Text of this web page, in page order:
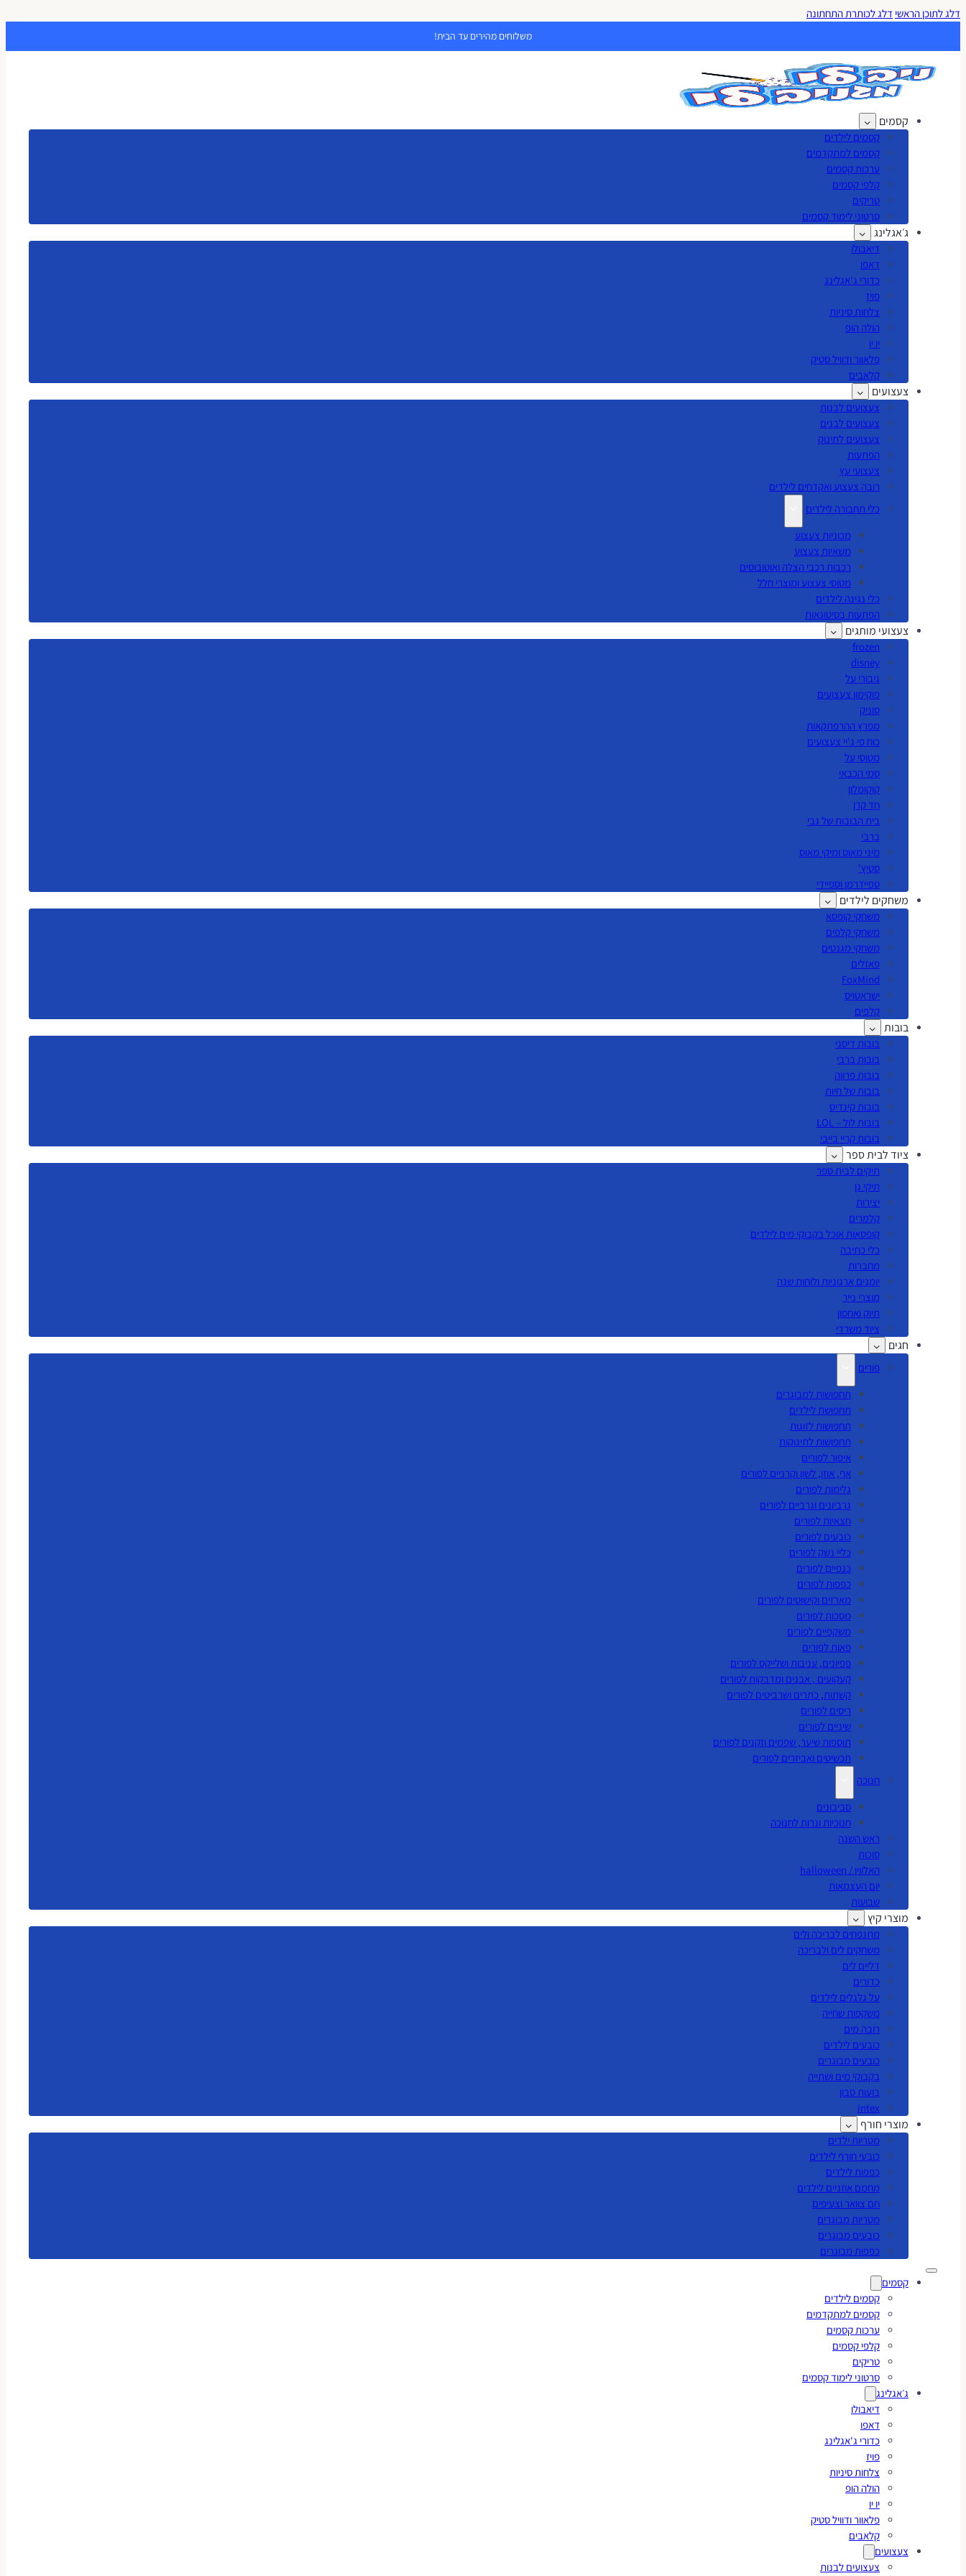
דלג לתוכן הראשי דלג לכותרת התחתונה
משלוחים מהירים עד הבית!
קסמים
קסמים לילדים
קסמים למתקדמים
ערכות קסמים
קלפי קסמים
טריקים
סרטוני לימוד קסמים
ג׳אגלינג
דיאבולו
דאפו
כדורי ג'אגלינג
פויז
צלחות סיניות
הולה הופ
יו יו
פלאוור ודוויל סטיק
קלאבים
צעצועים
צעצועים לבנות
צעצועים לבנים
צעצועים לתינוק
הפתעות
צעצועי עץ
רובה צעצוע ואקדחים לילדים
כלי תחבורה לילדים
מכוניות צעצוע
משאיות צעצוע
רכבות רכבי הצלה ואוטובוסים
מטוסי צעצוע ומוצרי חלל
כלי נגינה לילדים
הפתעות בסיטונאות
צעצועי מותגים
frozen
disney
גיבורי על
פוקימון צעצועים
סוניק
מפרץ ההרפתקאות
כוח פי ג'יי צעצועים
מטוסי על
סמי הכבאי
קוקומלון
חד קרן
בית הבובות של גבי
ברבי
מיני מאוס ומיקי מאוס
סטיץ'
ספיידרמן וספיידי
משחקים לילדים
משחקי קופסא
משחקי קלפים
משחקי מגנטים
פאזלים
FoxMind
ישראטויס
קלפים
בובות
בובות דיסני
בובות ברבי
בובות פרווה
בובות של חיות
בובות קינדיס
בובות לול – LOL
בובות קריי בייבי
ציוד לבית ספר
תיקים לבית ספר
תיקי גן
יצירות
קלמרים
קופסאות אוכל בקבוקי מים לילדים
כלי כתיבה
מחברות
יומנים ארגוניות ולוחות שנה
מוצרי נייר
תיוק ואחסון
ציוד משרדי
חגים
פורים
תחפושות למבוגרים
תחפושת לילדים
תחפושות לזוגות
תחפושות לתינוקות
איפור לפורים
אף, אוזן, לשון וקרניים לפורים
גלימות לפורים
גרביונים וגרביים לפורים
חצאיות לפורים
כובעים לפורים
כליי נשק לפורים
כנפיים לפורים
כפפות לפורים
מארזים וקישוטים לפורים
מסכות לפורים
משקפיים לפורים
פאות לפורים
פפיונים, עניבות ושלייקס לפורים
קעקועים , אבנים ומדבקות לפורים
קשתות, כתרים ושרביטים לפורים
ריסים לפורים
שיניים לפורים
תוספות שיער, שפמים וזקנים לפורים
תכשיטים ואביזרים לפורים
חנוכה
סביבונים
חנוכיות ונרות לחנוכה
ראש השנה
סוכות
האלווין / halloween
יום העצמאות
שבועות
מוצרי קיץ
מתנפחים לבריכה ולים
משחקים לים ולבריכה
דליים לים
כדורים
על גלגלים לילדים
משקפות שחייה
רובה מים
כובעים לילדים
כובעים מבוגרים
בקבוקי מים ושתייה
בועות סבון
intex
מוצרי חורף
מטריות ילדים
כובעי חורף לילדים
כפפות לילדים
מחמם אוזניים לילדים
חם צוואר וצעיפים
מטריות מבוגרים
כובעים מבוגרים
כפפות מבוגרים
קסמים
קסמים לילדים
קסמים למתקדמים
ערכות קסמים
קלפי קסמים
טריקים
סרטוני לימוד קסמים
ג׳אגלינג
דיאבולו
דאפו
כדורי ג'אגלינג
פויז
צלחות סיניות
הולה הופ
יו יו
פלאוור ודוויל סטיק
קלאבים
צעצועים
צעצועים לבנות